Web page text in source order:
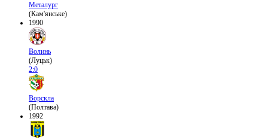
Металург
(Кам'янське)
1990
Волинь
(Луцьк)
2:0
Ворскла
(Полтава)
1992